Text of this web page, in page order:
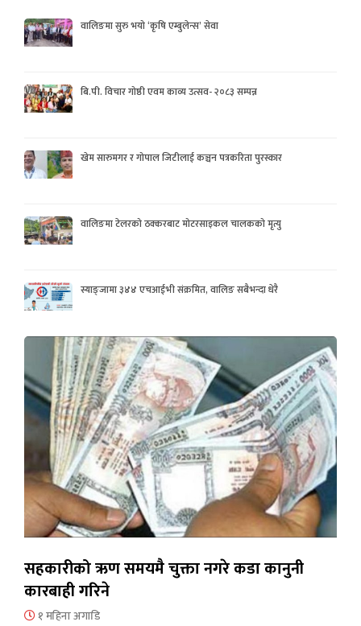
वालिङमा सुरु भयो ‘कृषि एम्बुलेन्स’ सेवा
बि.पी. विचार गोष्ठी एवम काव्य उत्सव- २०८३ सम्पन्न
खेम सारुमगर र गोपाल जिटीलाई कञ्चन पत्रकरिता पुरस्कार
वालिङमा टेलरको ठक्करबाट मोटरसाइकल चालकको मृत्यु
स्याङ्जामा ३४४ एचआईभी संक्रमित, वालिङ सबैभन्दा धेरै
सहकारीको ऋण समयमै चुक्ता नगरे कडा कानुनी
कारबाही गरिने
१ महिना अगाडि